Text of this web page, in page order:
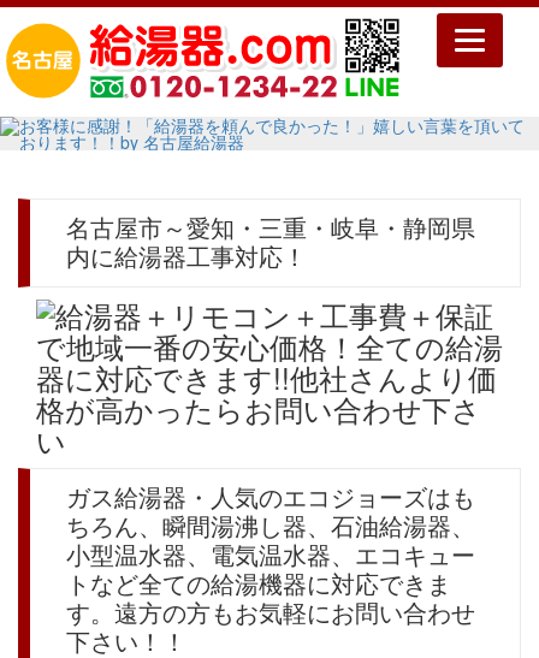
Toggle
名古屋市～愛知・三重・岐阜・静岡県
内に給湯器工事対応！
ガス給湯器・人気のエコジョーズはも
ちろん、瞬間湯沸し器、石油給湯器、
小型温水器、電気温水器、エコキュー
トなど全ての給湯機器に対応できま
す。遠方の方もお気軽にお問い合わせ
下さい！！